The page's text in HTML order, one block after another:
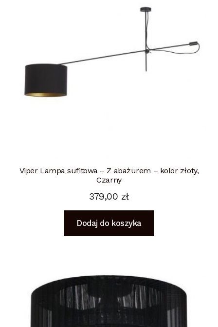
Viper Lampa sufitowa – Z abażurem – kolor złoty,
Czarny
379,00 zł
Dodaj do koszyka